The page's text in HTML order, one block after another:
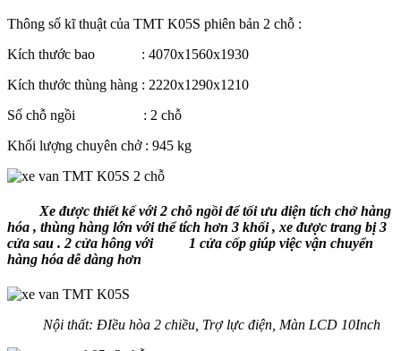
Thông số kĩ thuật của TMT K05S phiên bản 2 chỗ :
Kích thước bao : 4070x1560x1930
Kích thước thùng hàng : 2220x1290x1210
Số chỗ ngồi : 2 chỗ
Khối lượng chuyên chở : 945 kg
Xe được thiết kế với 2 chỗ ngồi để tối ưu diện tích chở hàng
hóa , thùng hàng lớn với thể tích hơn 3 khối , xe được trang bị 3
cửa sau . 2 cửa hông với 1 cửa cốp giúp việc vận chuyển
hàng hóa dễ dàng hơn
Nội thất: ĐIều hòa 2 chiều, Trợ lực điện, Màn LCD 10Inch